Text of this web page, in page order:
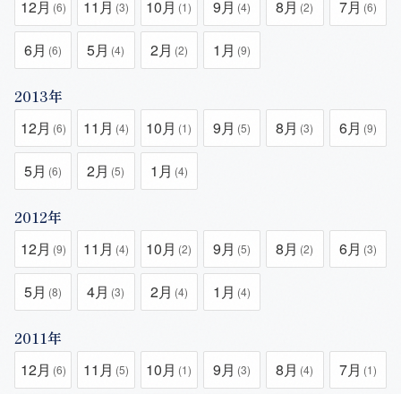
12月 (6) 11月 (3) 10月 (1) 9月 (4) 8月 (2) 7月 (6)
6月 (6) 5月 (4) 2月 (2) 1月 (9)
2013年
12月 (6) 11月 (4) 10月 (1) 9月 (5) 8月 (3) 6月 (9)
5月 (6) 2月 (5) 1月 (4)
2012年
12月 (9) 11月 (4) 10月 (2) 9月 (5) 8月 (2) 6月 (3)
5月 (8) 4月 (3) 2月 (4) 1月 (4)
2011年
12月 (6) 11月 (5) 10月 (1) 9月 (3) 8月 (4) 7月 (1)